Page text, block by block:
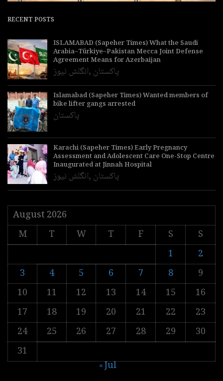
RECENT POSTS
ISLAMABAD (Sapeher Times) What the Saudi
Arabia–Türkiye–Pakistan Mecca Joint Defense
Agreement Means for Azerbaijan
انگلش نیوز, پاکستان
Islamabad (Sapeher Times) Wanted members of
bike lifter gangs arrested
پاکستان
Karachi (Sapeher Times) Early Pregnancy
Assessment and Adolescent Care One-Stop Centre
Inaugurated at Jinnah Hospital
انگلش نیوز, پاکستان
August 2026
M
T W T F S
S
1
2
3
4 5 6 7 8
9
10
11 12 13 14 15
16
17
18 19 20 21 22
23
24
25 26 27 28 29
30
31
« Jul